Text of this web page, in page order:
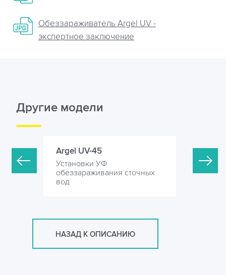
Обеззараживатель Argel UV -
экспертное заключение
Другие модели
Argel UV-45
Установки УФ
обеззараживания сточных
вод
Argel
НАЗАД К ОПИСАНИЮ